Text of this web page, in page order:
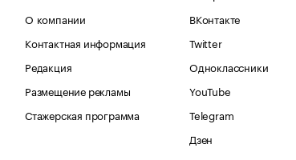
О компании
Контактная информация
Редакция
Размещение рекламы
Стажерская программа
ВКонтакте
Twitter
Одноклассники
YouTube
Telegram
Дзен